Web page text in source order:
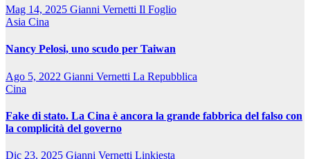
Mag 14, 2025 Gianni Vernetti Il Foglio
Asia Cina
Nancy Pelosi, uno scudo per Taiwan
Ago 5, 2022 Gianni Vernetti La Repubblica
Cina
Fake di stato. La Cina è ancora la grande fabbrica del falso con
la complicità del governo
Dic 23, 2025 Gianni Vernetti Linkiesta